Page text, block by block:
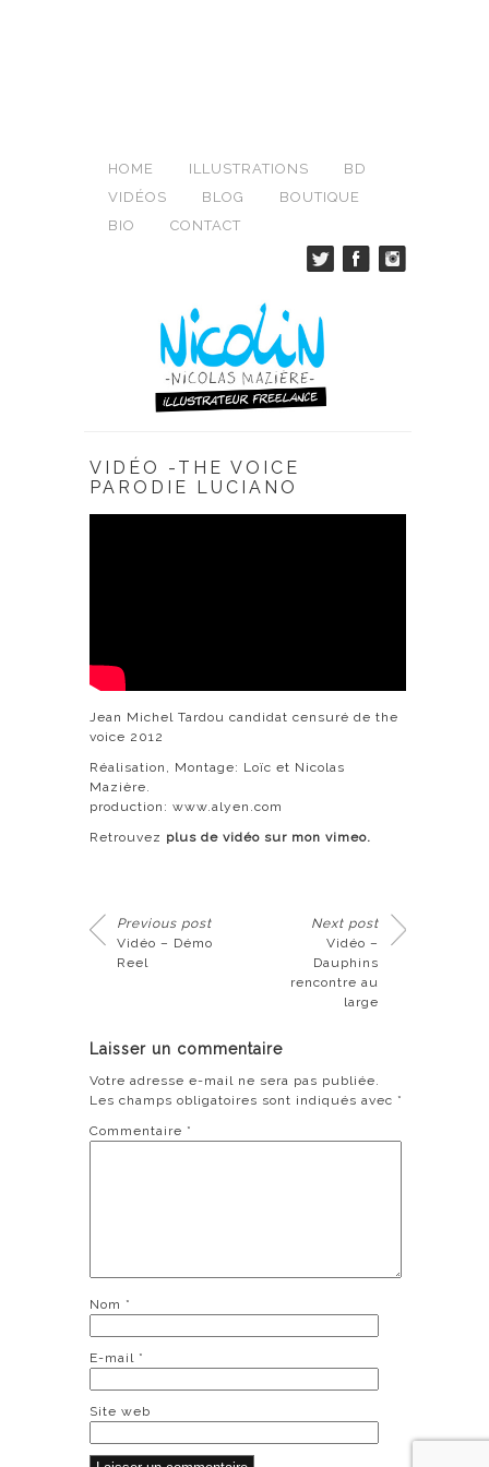
HOME ILLUSTRATIONS
BD
VIDÉOS
BLOG
BOUTIQUE
BIO
CONTACT
VIDÉO -THE VOICE
PARODIE LUCIANO
Jean Michel Tardou candidat censuré de the
voice 2012
Réalisation, Montage: Loïc et Nicolas
Mazière.
production: www.alyen.com
Retrouvez plus de vidéo sur mon vimeo.
Previous post
Vidéo – Démo
Reel
Next post
Vidéo –
Dauphins
rencontre au
large
Laisser un commentaire
Votre adresse e-mail ne sera pas publiée.
Les champs obligatoires sont indiqués avec *
Commentaire *
Nom *
E-mail *
Site web